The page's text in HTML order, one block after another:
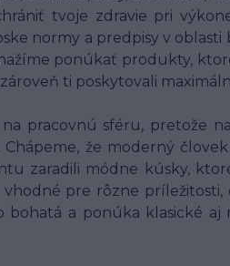
tvoje zdravie pri
normy a predpisy v
ponúkať produkty,
ti poskytovali
pracovnú sféru, pretože
že moderný
zaradili módne kúsky,
pre rôzne
bohatá a ponúka klasické